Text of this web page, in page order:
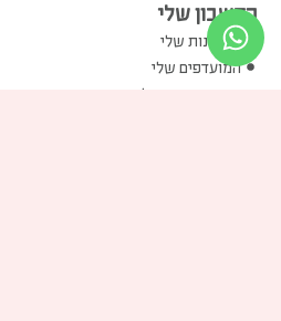
החשבון שלי
ההזמנות שלי
המועדפים שלי
שוברי הזיכוי שלי